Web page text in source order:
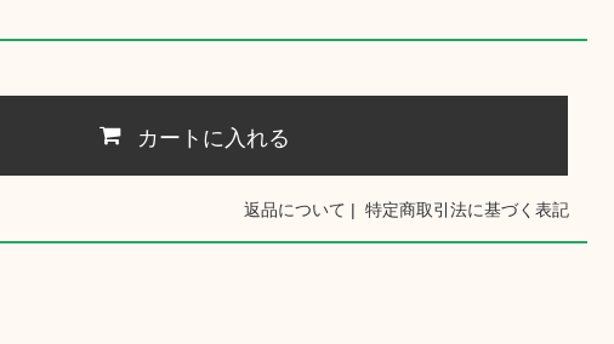
カートに入れる
返品について | 特定商取引法に基づく表記